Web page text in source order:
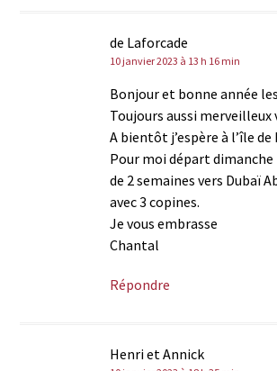
de Laforcade
10 janvier 2023 à 13 h 16 min
Bonjour et bonne année
Toujours aussi merveilleux
A bientôt j’espère à l’île de
Pour moi départ dimanche
de 2 semaines vers Dubaï Abu Dhabi et Oman
avec 3 copines.
Je vous embrasse
Chantal
Répondre
Henri et Annick